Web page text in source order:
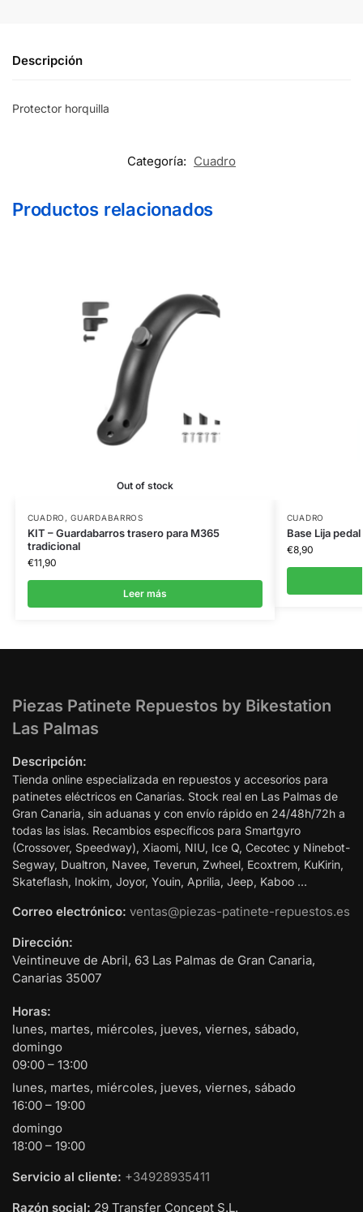
Descripción
Protector horquilla
Categoría: Cuadro
Productos relacionados
Out of stock
CUADRO ,GUARDABARROS
KIT – Guardabarros trasero para M365
tradicional
€11,90
Leer más
CUADRO
Base Lija
€8,90
Piezas Patinete Repuestos by Bikestation
Las Palmas
Descripción:
Tienda online especializada en repuestos y accesorios para
patinetes eléctricos en Canarias. Stock real en Las Palmas de
Gran Canaria, sin aduanas y con envío rápido en 24/48h/72h a
todas las islas. Recambios específicos para Smartgyro
(Crossover, Speedway), Xiaomi, NIU, Ice Q, Cecotec y Ninebot-
Segway, Dualtron, Navee, Teverun, Zwheel, Ecoxtrem, KuKirin,
Skateflash, Inokim, Joyor, Youin, Aprilia, Jeep, Kaboo …
Correo electrónico: ventas@piezas-patinete-repuestos.es
Dirección:
Veintineuve de Abril, 63 Las Palmas de Gran Canaria,
Canarias 35007
Horas:
lunes, martes, miércoles, jueves, viernes, sábado,
domingo
09:00 – 13:00
lunes, martes, miércoles, jueves, viernes, sábado
16:00 – 19:00
domingo
18:00 – 19:00
Servicio al cliente: +34928935411
Razón social: 29 Transfer Concept S.L.